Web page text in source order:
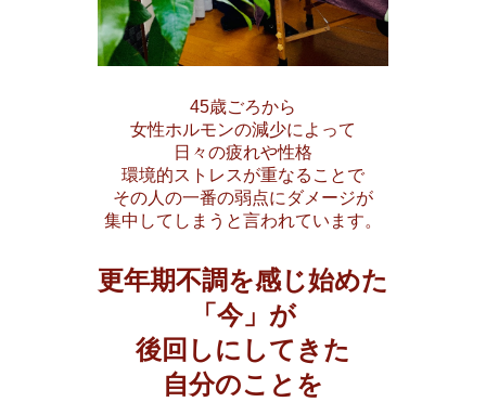
45歳ごろから
女性ホルモンの減少によって
日々の疲れや性格
環境的ストレスが重なることで
その人の一番の弱点にダメージが
集中してしまうと言われています。
更年期不調を感じ始めた
「今」が
後回しにしてきた
自分のことを